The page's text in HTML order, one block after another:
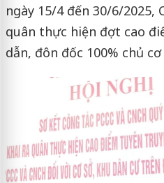
ngày 15/4 đến 30/6/2025,
quân thực hiện đợt cao
dẫn, đôn đốc 100% chủ